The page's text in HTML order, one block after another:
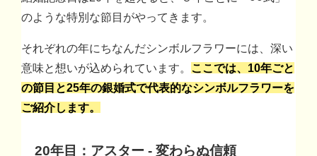
のような特別な節目がやってきます。
それぞれの年にちなんだシンボルフラワーには、深い
意味と想いが込められています。 ここでは、10年ごと
の節目と25年の銀婚式で代表的なシンボルフラワーを
ご紹介します。
20年目：アスター - 変わらぬ信頼